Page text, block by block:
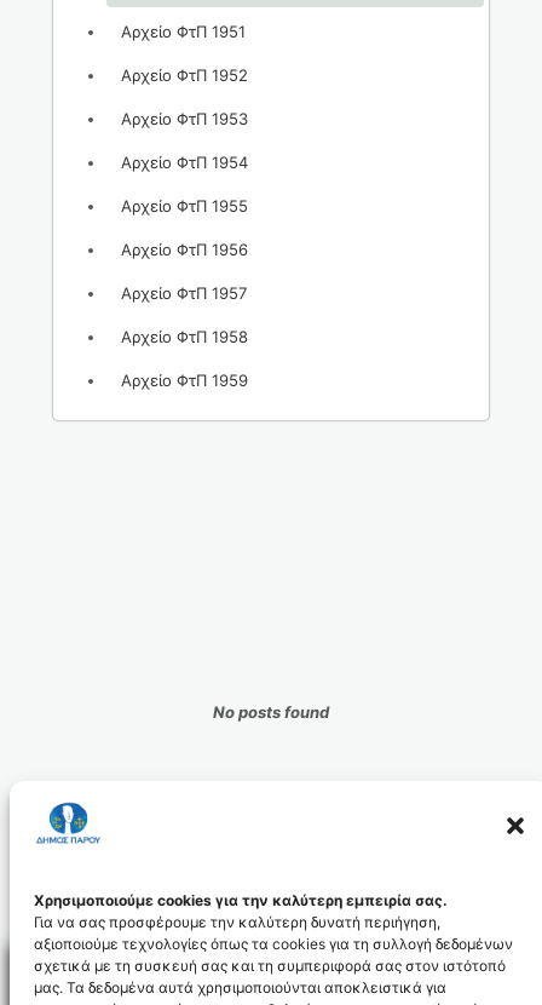
Χρησιμοποιούμε cookies για την καλύτερη εμπειρία σας.
Για να σας προσφέρουμε την καλύτερη δυνατή περιήγηση,
αξιοποιούμε τεχνολογίες όπως τα cookies για τη συλλογή δεδομένων
σχετικά με τη συσκευή σας και τη συμπεριφορά σας στον ιστότοπό
μας. Τα δεδομένα αυτά χρησιμοποιούνται αποκλειστικά για
Αρχείο ΦτΠ 1951
Αρχείο ΦτΠ 1952
Αρχείο ΦτΠ 1953
Αρχείο ΦτΠ 1954
Αρχείο ΦτΠ 1955
Αρχείο ΦτΠ 1956
Αρχείο ΦτΠ 1957
Αρχείο ΦτΠ 1958
Αρχείο ΦτΠ 1959
No posts found